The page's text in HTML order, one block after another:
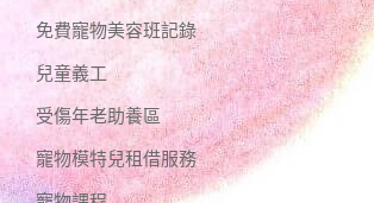
免費寵物美容班記錄
兒童義工
受傷年老助養區
寵物模特兒租借服務